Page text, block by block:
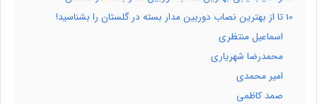
10 تا از بهترین نصاب دوربین مدار بسته در گلستان را بشناسید!
اسماعیل منتظری
محمدرضا شهریاری
امیر محمدی
صمد کاظمی